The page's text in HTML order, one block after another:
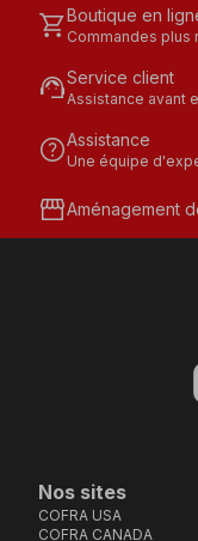
shopping_cartBoutique en
Commandes plus
support_agentService client
Assistance avant
helpAssistance
Une équipe
storefrontAménagement
Nos sites
COFRA USA
COFRA CANADA